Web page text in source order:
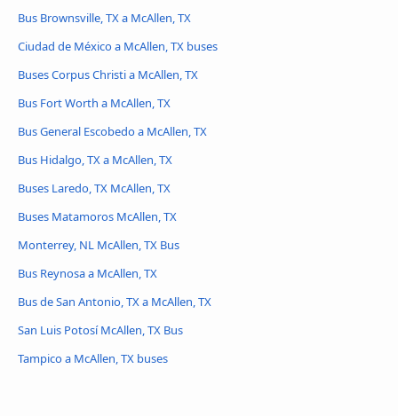
Bus Brownsville, TX a McAllen, TX
Ciudad de México a McAllen, TX buses
Buses Corpus Christi a McAllen, TX
Bus Fort Worth a McAllen, TX
Bus General Escobedo a McAllen, TX
Bus Hidalgo, TX a McAllen, TX
Buses Laredo, TX McAllen, TX
Buses Matamoros McAllen, TX
Monterrey, NL McAllen, TX Bus
Bus Reynosa a McAllen, TX
Bus de San Antonio, TX a McAllen, TX
San Luis Potosí McAllen, TX Bus
Tampico a McAllen, TX buses